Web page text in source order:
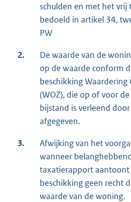
schulden en met het vrij
bedoeld in artikel 34,
PW
2.
De waarde van de
op de waarde conform
beschikking Waardering
(WOZ), die op of voor
bijstand is verleend
afgegeven.
3.
Afwijking van het
wanneer
taxatierapport aantoont
beschikking geen recht
waarde van de woning.